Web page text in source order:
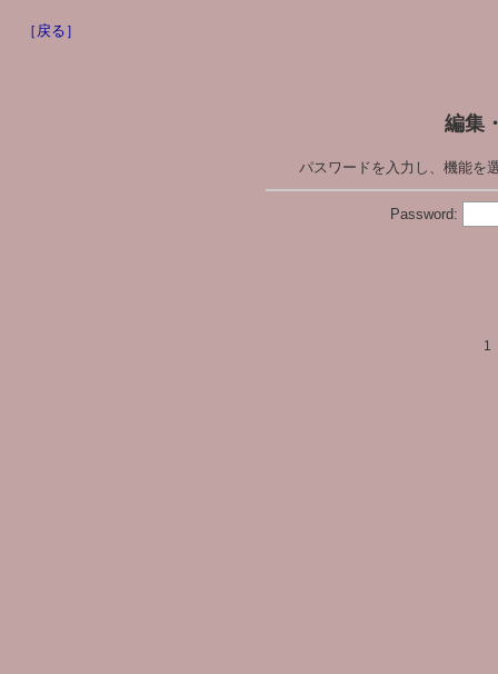
［戻る］
編集
パスワードを入力し、機能を
Password:
1